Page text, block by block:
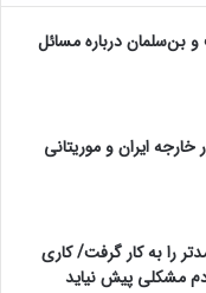
بن‌سلمان درباره مسائل
خارجه ایران و موریتانی
را به کار گرفت/ کاری
مشکلی پیش نیاید